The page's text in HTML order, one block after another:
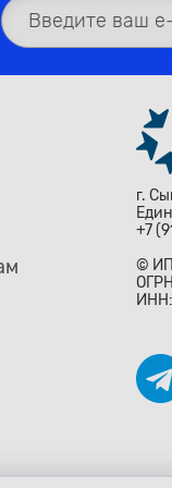
г.
+7
©
ИНН: